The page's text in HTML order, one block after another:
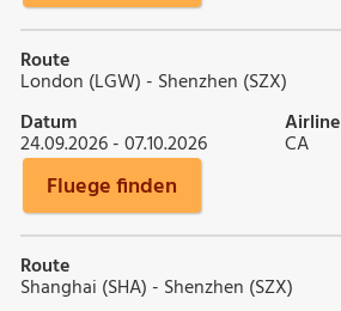
Route
London (LGW) - Shenzhen (SZX)
Datum
24.09.2026 - 07.10.2026
Airline
CA
Fluege finden
Route
Shanghai (SHA) - Shenzhen (SZX)